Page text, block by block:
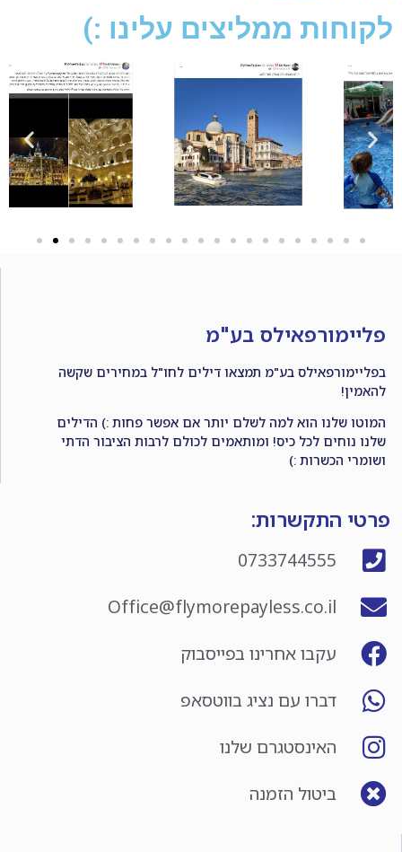
לקוחות ממליצים עלינו :)
פליימורפאילס בע"מ
בפליימורפאילס בע"מ תמצאו דילים לחו"ל במחירים שקשה
להאמין!
המוטו שלנו הוא למה לשלם יותר אם אפשר פחות :) הדילים
שלנו נוחים לכל כיס! ומותאמים לכולם לרבות הציבור הדתי
ושומרי הכשרות :)
פרטי התקשרות:
0733744555
Office@flymorepayless.co.il
עקבו אחרינו בפייסבוק
דברו עם נציג בווטסאפ
האינסטגרם שלנו
ביטול הזמנה